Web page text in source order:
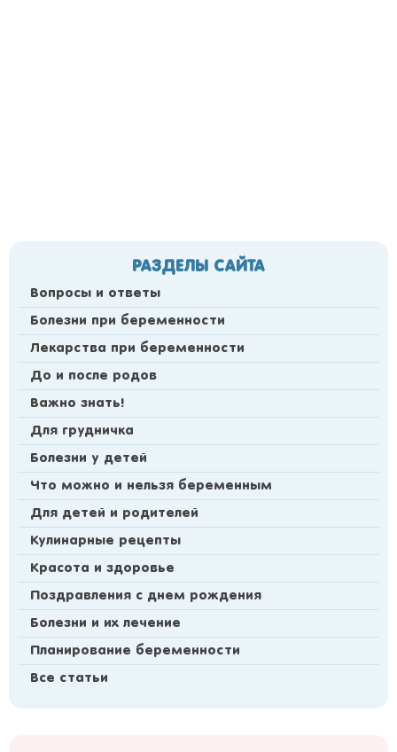
РАЗДЕЛЫ САЙТА
Вопросы и ответы
Болезни при беременности
Лекарства при беременности
До и после родов
Важно знать!
Для грудничка
Болезни у детей
Что можно и нельзя беременным
Для детей и родителей
Кулинарные рецепты
Красота и здоровье
Поздравления с днем рождения
Болезни и их лечение
Планирование беременности
Все статьи